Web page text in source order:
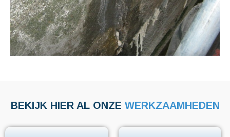
BEKIJK HIER AL ONZE WERKZAAMHEDEN